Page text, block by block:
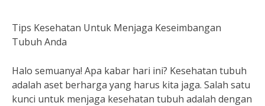
Tips Kesehatan Untuk Menjaga Keseimbangan
Tubuh Anda
Halo semuanya! Apa kabar hari ini? Kesehatan tubuh
adalah aset berharga yang harus kita jaga. Salah satu
kunci untuk menjaga kesehatan tubuh adalah dengan